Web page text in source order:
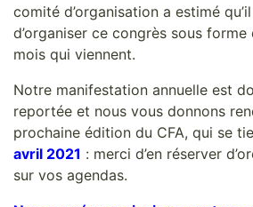
comité d’organisation a estimé
d’organiser ce congrès sous
mois qui viennent.
Notre manifestation annuelle est
reportée et nous vous donnons
prochaine édition du CFA, qui se
avril 2021 : merci d’en réserver
sur vos agendas.